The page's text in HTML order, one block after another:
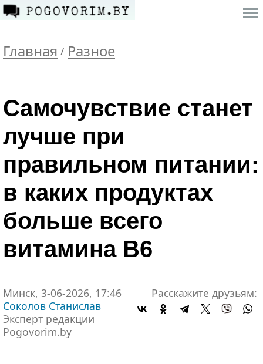
Главная / Разное
Самочувствие станет
лучше при
правильном питании:
в каких продуктах
больше всего
витамина В6
Минск, 3-06-2026, 17:46
Соколов Станислав
Эксперт редакции
Pogovorim.by
Расскажите друзьям: